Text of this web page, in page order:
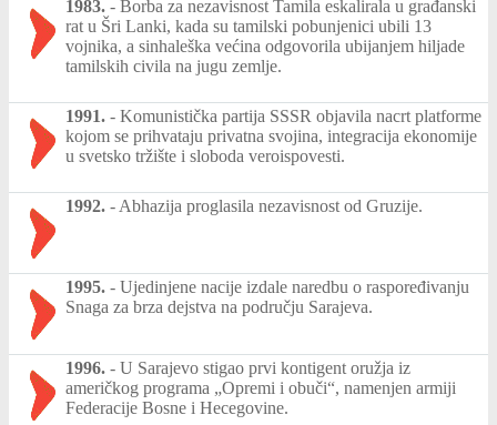
1983. - Borba za nezavisnost Tamila eskalirala u građanski
rat u Šri Lanki, kada su tamilski pobunjenici ubili 13
vojnika, a sinhaleška većina odgovorila ubijanjem hiljade
tamilskih civila na jugu zemlje.
1991. - Komunistička partija SSSR objavila nacrt platforme
kojom se prihvataju privatna svojina, integracija ekonomije
u svetsko tržište i sloboda veroispovesti.
1992. - Abhazija proglasila nezavisnost od Gruzije.
1995. - Ujedinjene nacije izdale naredbu o raspoređivanju
Snaga za brza dejstva na području Sarajeva.
1996. - U Sarajevo stigao prvi kontigent oružja iz
američkog programa „Opremi i obuči“, namenjen armiji
Federacije Bosne i Hecegovine.